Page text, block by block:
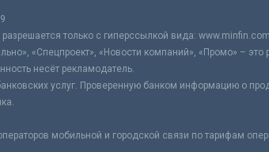
только с гиперссылкой вида:
«Спецпроект», «Новости компаний», «Промо» –
несёт рекламодатель.
услуг. Проверенную банком информацию о
мобильной и городской связи по тарифам